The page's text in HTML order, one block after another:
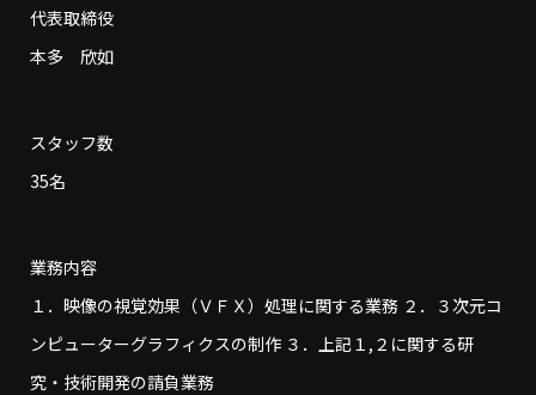
代表取締役
本多 欣如
スタッフ数
35名
業務内容
１．映像の視覚効果（ＶＦＸ）処理に関する業務 ２．３次元コ
ンピューターグラフィクスの制作 ３．上記１,２に関する研
究・技術開発の請負業務